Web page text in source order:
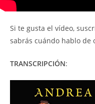
Si te gusta el vídeo,
sabrás cuándo hablo de
TRANSCRIPCIÓN: